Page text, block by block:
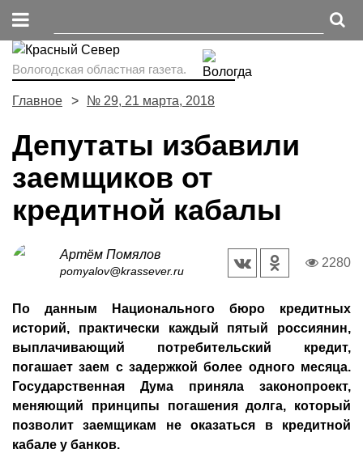
Вологодская областная газета.
Главное № 29, 21 марта, 2018
Депутаты избавили
заемщиков от
кредитной кабалы
Артём Помялов
pomyalov@krassever.ru
2280
По данным Национального бюро кредитных
историй, практически каждый пятый россиянин,
выплачивающий потребительский кредит,
погашает заем с задержкой более одного месяца.
Государственная Дума приняла законопроект,
меняющий принципы погашения долга, который
позволит заемщикам не оказаться в кредитной
кабале у банков.